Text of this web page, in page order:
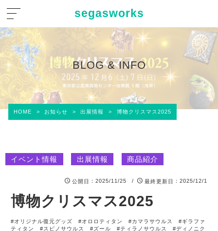
segasworks
BLOG & INFO
HOME > お知らせ > 出展情報 > 博物クリスマス2025
イベント情報 出展情報 商品紹介
公開日 ：2025/11/25 / 最終更新日 ：2025/12/1
博物クリスマス2025
#オリジナル復元グッズ #オロロティタン #カマラサウルス
#ギラファ
ティタン
#スピノサウルス #ズール #ティラノサウルス
#ディノニク